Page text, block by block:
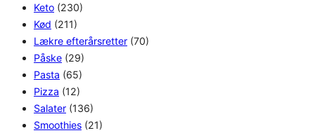
Keto (230)
Kød (211)
Lækre efterårsretter (70)
Påske (29)
Pasta (65)
Pizza (12)
Salater (136)
Smoothies (21)